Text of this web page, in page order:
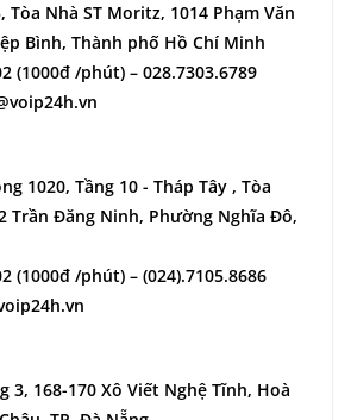
Tòa Nhà ST Moritz, 1014 Phạm Văn
Bình, Thành phố Hồ Chí Minh
(1000đ /phút) – 028.7303.6789
1020, Tầng 10 - Tháp Tây , Tòa
Trần Đăng Ninh, Phường Nghĩa Đô,
(1000đ /phút) – (024).7105.8686
3, 168-170 Xô Viết Nghệ Tĩnh, Hoà